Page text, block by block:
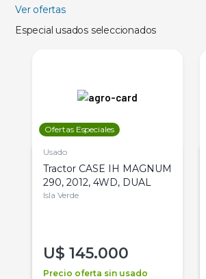
Ver ofertas
Especial usados seleccionados
Ofertas Especiales
Usado
Tractor CASE IH MAGNUM
290, 2012, 4WD, DUAL
Isla Verde
U$ 145.000
Precio oferta sin usado